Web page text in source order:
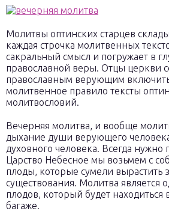
Молитвы оптинских старцев
каждая строчка молитвенных
сакральный смысл и погружает в
православной веры. Отцы церкви
православным верующим
молитвенное правило тексты
молитвословий.
Вечерняя молитва, и вообще
дыхание души верующего
духовного человека. Всегда нужно
Царство Небесное мы возьмем с
плоды, которые сумели вырастить
существования. Молитва является
плодов, который будет
багаже.